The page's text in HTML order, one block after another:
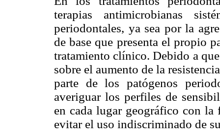
terapias antimicrobianas
periodontales, ya sea por la
de base que presenta el propio
tratamiento clínico. Debido a
sobre el aumento de la
parte de los patógenos
averiguar los perfiles de
en cada lugar geográfico con
evitar el uso indiscriminado de